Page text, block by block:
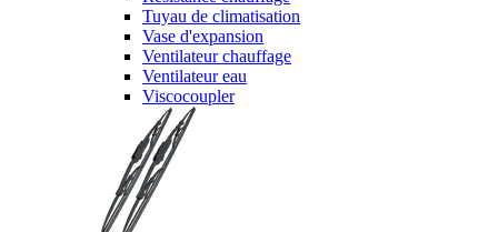
Tuyau de climatisation
Vase d'expansion
Ventilateur chauffage
Ventilateur eau
Viscocoupler